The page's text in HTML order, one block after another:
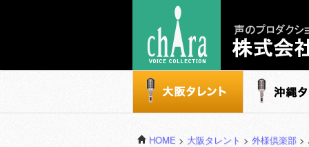
声のプロダクション - 株式会社キャラ
大阪タレント 沖縄タ
HOME > 大阪タレント > 外様倶楽部 >